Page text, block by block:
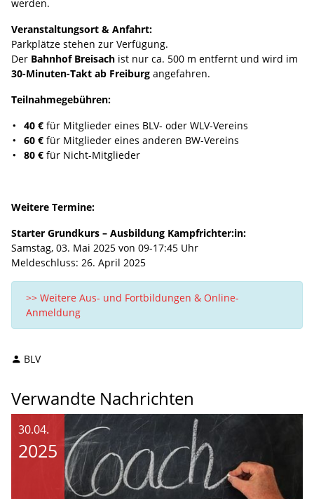
werden.
Veranstaltungsort & Anfahrt:
Parkplätze stehen zur Verfügung.
Der Bahnhof Breisach ist nur ca. 500 m entfernt und wird im
30-Minuten-Takt ab Freiburg angefahren.
Teilnahmegebühren:
40 € für Mitglieder eines BLV- oder WLV-Vereins
60 € für Mitglieder eines anderen BW-Vereins
80 € für Nicht-Mitglieder
Weitere Termine:
Starter Grundkurs – Ausbildung Kampfrichter:in:
Samstag, 03. Mai 2025 von 09-17:45 Uhr
Meldeschluss: 26. April 2025
>> Weitere Aus- und Fortbildungen & Online-
Anmeldung
BLV
Verwandte Nachrichten
30.04.
2025